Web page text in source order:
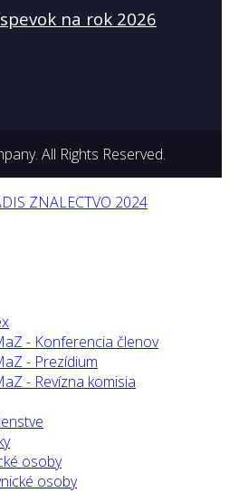
na rok 2026
All Rights Reserved.
ZNALECTVO 2024
- Konferencia členov
- Prezídium
- Revízna komisia
osoby
osoby